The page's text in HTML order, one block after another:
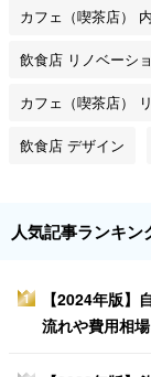
カフェ（喫茶店）
飲食店 リノベーシ
カフェ（喫茶店）
飲食店 デザイン
人気記事ランキン
1
【2024年版】
流れや費用相